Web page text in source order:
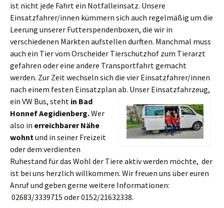
ist nicht jede Fahrt ein Notfalleinsatz. Unsere
Einsatzfahrer/innen kümmern sich auch regelmäßig um die
Leerung unserer Futterspendenboxen, die wir in
verschiedenen Märkten aufstellen durften. Manchmal muss
auch ein Tier vom Orscheider Tierschutzhof zum Tierarzt
gefahren oder eine andere Transportfahrt gemacht
werden. Zur Zeit wechseln sich die vier Einsatzfahrer/innen
nach einem festen Einsatzplan ab. Unser Einsatzfahrzeug,
ein VW Bus, steht in Bad
Honnef Aegidienberg.Wer
also in erreichbarer Nähe
wohntund in seiner Freizeit
oder dem verdienten
Ruhestand für das Wohl der Tiere aktiv werden möchte, der
ist bei uns herzlich willkommen. Wir freuen uns über euren
Anruf und geben gerne weitere Informationen:
02683/3339715 oder 0152/21632338.